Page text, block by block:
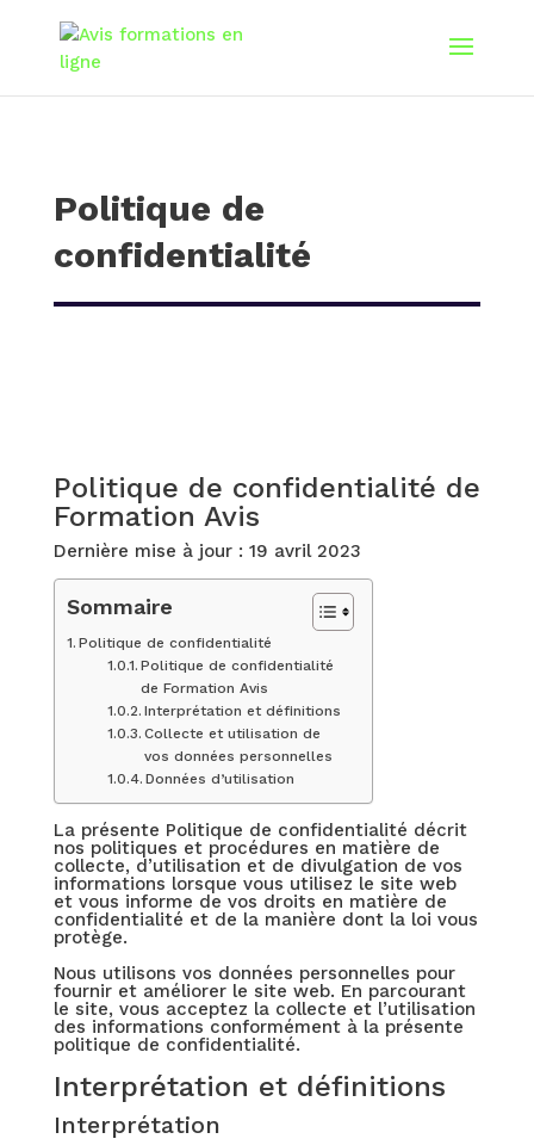
Politique de
confidentialité
Politique de confidentialité de
Formation Avis
Dernière mise à jour : 19 avril 2023
Sommaire
Politique de confidentialité
Politique de confidentialité
de Formation Avis
Interprétation et définitions
Collecte et utilisation de
vos données personnelles
Données d’utilisation
La présente Politique de confidentialité décrit
nos politiques et procédures en matière de
collecte, d’utilisation et de divulgation de vos
informations lorsque vous utilisez le site web
et vous informe de vos droits en matière de
confidentialité et de la manière dont la loi vous
protège.
Nous utilisons vos données personnelles pour
fournir et améliorer le site web. En parcourant
le site, vous acceptez la collecte et l’utilisation
des informations conformément à la présente
politique de confidentialité.
Interprétation et définitions
Interprétation